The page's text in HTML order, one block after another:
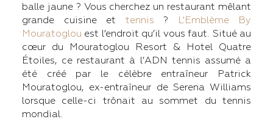
balle jaune ? Vous cherchez un restaurant mêlant
grande cuisine et tennis ?
L'Emblème By
Mouratoglou est l’endroit qu’il vous faut. Situé au
cœur du Mouratoglou Resort & Hotel Quatre
Étoiles, ce restaurant à l’ADN tennis assumé a
été créé par le célèbre entraîneur Patrick
Mouratoglou, ex-entraîneur de Serena Williams
lorsque celle-ci trônait au sommet du tennis
mondial.